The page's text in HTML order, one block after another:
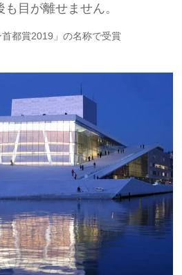
目が離せません。
都賞2019」の名称で受賞